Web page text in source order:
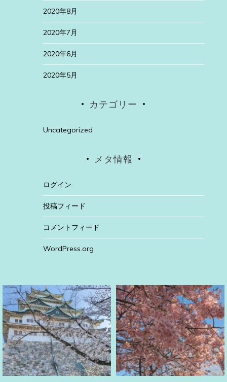
2020年8月
2020年7月
2020年6月
2020年5月
カテゴリー
Uncategorized
メタ情報
ログイン
投稿フィード
コメントフィード
WordPress.org